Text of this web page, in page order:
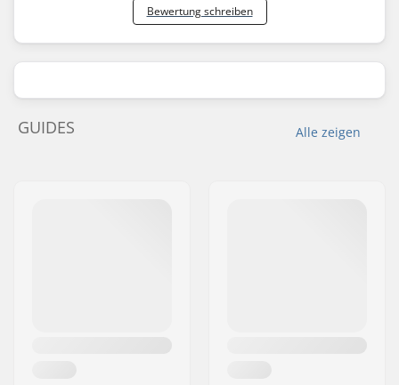
Bewertung schreiben
Alle zeigen
GUIDES